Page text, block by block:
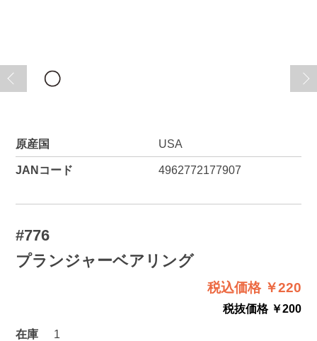
原産国 USA
JANコード 4962772177907
#776
プランジャーベアリング
税込価格 ￥220
税抜価格 ￥200
在庫
1